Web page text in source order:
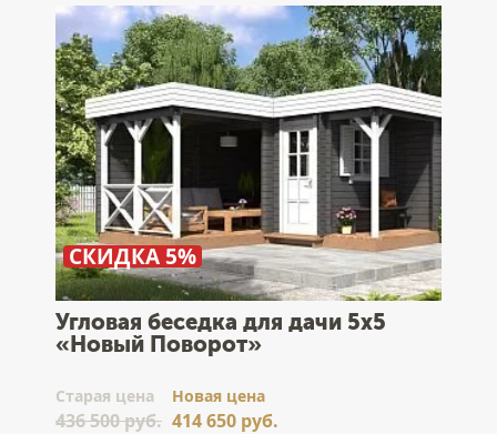
СКИДКА 5%
Угловая беседка для дачи 5х5
«Новый Поворот»
Cтарая цена
436 500 руб.
Новая цена
414 650 руб.